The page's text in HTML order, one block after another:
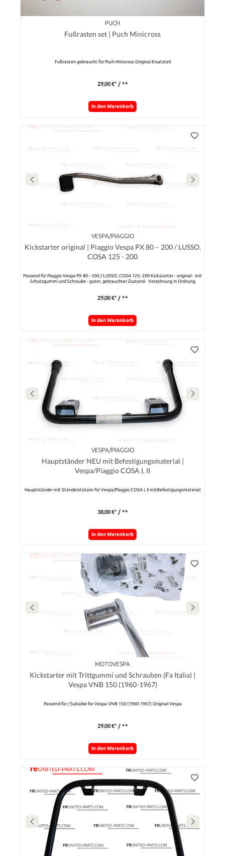
PUCH
Fußrasten set | Puch Minicross
Fußrasten gebraucht für Puch Minicross Original Ersatzteil
29,00 €* / **
In den Warenkorb
VESPA/PIAGGIO
Kickstarter original | Piaggio Vespa PX 80 – 200 / LUSSO,
COSA 125 - 200
Passend für Piaggio Vespa PX 80 – 200 / LUSSO, COSA 125- 200 Kickstarter - original- mit
Schutzgummi und Schraube - guter, gebrauchter Zustand- Verzahnung in Ordnung
29,00 €* / **
In den Warenkorb
VESPA/PIAGGIO
Hauptständer NEU mit Befestigungsmaterial |
Vespa/Piaggio COSA I, II
Hauptständer mit Ständerstützen für Vespa/Piaggio COSA I, II mitBefestigungsmaterial
38,00 €* / **
In den Warenkorb
MOTOVESPA
Kickstarter mit Trittgummi und Schrauben (Fa Italia) |
Vespa VNB 150 (1960-1967)
Passend für / Suitable for Vespa VNB 150 (1960-1967) Original Vespa
29,00 €* / **
In den Warenkorb